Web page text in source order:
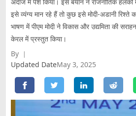
इसे व्यंग्य मान रहे हैं तो कुछ इसे मोदी-अडानी रिश्ते
भाषण में पीएम मोदी ने विकास और उद्यमिता की
केरल में प्रस्तुत किया।
By
Updated DateMay 3, 2025